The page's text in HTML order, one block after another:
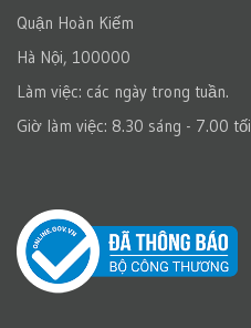
Quận Hoàn Kiếm
Hà Nội, 100000
Làm việc: các ngày trong tuần.
Giờ làm việc: 8.30 sáng - 7.00 tối